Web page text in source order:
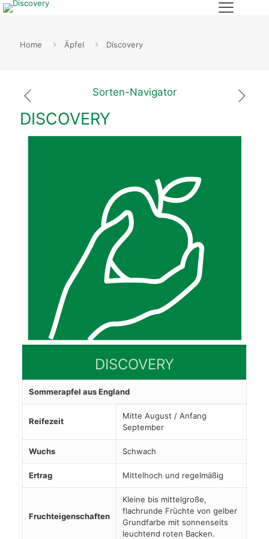
Home Äpfel Discovery
Sorten-Navigator
DISCOVERY
DISCOVERY
Sommerapfel aus England
Reifezeit
Mitte August / Anfang
September
Wuchs Schwach
Ertrag Mittelhoch und regelmäßig
Fruchteigenschaften
Kleine bis mittelgroße,
flachrunde Früchte von gelber
Grundfarbe mit sonnenseits
leuchtend roten Backen.